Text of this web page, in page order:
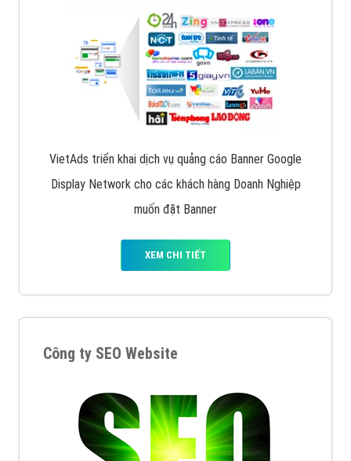
VietAds triển khai dịch vụ quảng cáo Banner Google
Display Network cho các khách hàng Doanh Nghiệp
muốn đặt Banner
XEM CHI TIẾT
Công ty SEO Website